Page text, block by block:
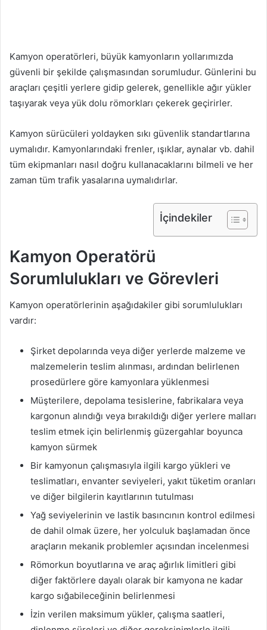
Kamyon operatörleri, büyük kamyonların yollarımızda
güvenli bir şekilde çalışmasından sorumludur. Günlerini bu
araçları çeşitli yerlere gidip gelerek, genellikle ağır yükler
taşıyarak veya yük dolu römorkları çekerek geçirirler.
Kamyon sürücüleri yoldayken sıkı güvenlik standartlarına
uymalıdır. Kamyonlarındaki frenler, ışıklar, aynalar vb. dahil
tüm ekipmanları nasıl doğru kullanacaklarını bilmeli ve her
zaman tüm trafik yasalarına uymalıdırlar.
İçindekiler
Kamyon Operatörü
Sorumlulukları ve Görevleri
Kamyon operatörlerinin aşağıdakiler gibi sorumlulukları
vardır:
Şirket depolarında veya diğer yerlerde malzeme ve
malzemelerin teslim alınması, ardından belirlenen
prosedürlere göre kamyonlara yüklenmesi
Müşterilere, depolama tesislerine, fabrikalara veya
kargonun alındığı veya bırakıldığı diğer yerlere malları
teslim etmek için belirlenmiş güzergahlar boyunca
kamyon sürmek
Bir kamyonun çalışmasıyla ilgili kargo yükleri ve
teslimatları, envanter seviyeleri, yakıt tüketim oranları
ve diğer bilgilerin kayıtlarının tutulması
Yağ seviyelerinin ve lastik basıncının kontrol edilmesi
de dahil olmak üzere, her yolculuk başlamadan önce
araçların mekanik problemler açısından incelenmesi
Römorkun boyutlarına ve araç ağırlık limitleri gibi
diğer faktörlere dayalı olarak bir kamyona ne kadar
kargo sığabileceğinin belirlenmesi
İzin verilen maksimum yükler, çalışma saatleri,